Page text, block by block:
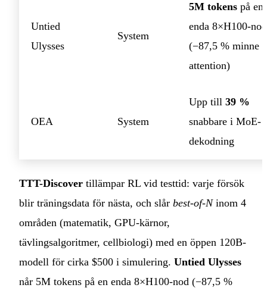
Untied
Ulysses
System
5M tokens på en
enda 8×H100-nod
(−87,5 % minne
attention)
OEA System
Upp till 39 %
snabbare i MoE-
dekodning
TTT-Discover tillämpar RL vid testtid: varje försök
blir träningsdata för nästa, och slår best-of-Ninom 4
områden (matematik, GPU-kärnor,
tävlingsalgoritmer, cellbiologi) med en öppen 120B-
modell för cirka $500 i simulering. Untied Ulysses
når 5M tokens på en enda 8×H100-nod (−87,5 %